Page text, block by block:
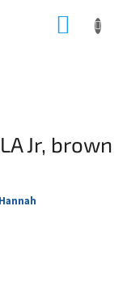
Jr, brown
Hannah